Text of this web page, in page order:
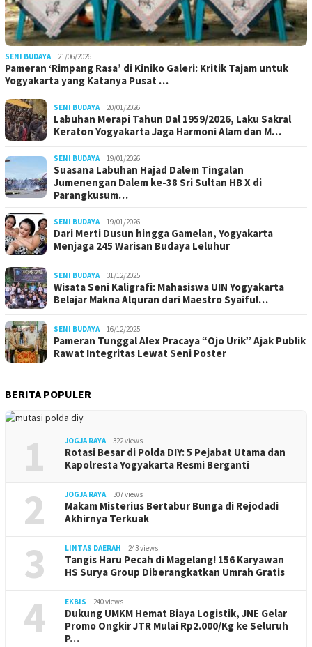
SENI BUDAYA 21/06/2026
Pameran ‘Rimpang Rasa’ di Kiniko Galeri: Kritik Tajam untuk
Yogyakarta yang Katanya Pusat …
SENI BUDAYA 20/01/2026
Labuhan Merapi Tahun Dal 1959/2026, Laku Sakral
Keraton Yogyakarta Jaga Harmoni Alam dan M…
SENI BUDAYA 19/01/2026
Suasana Labuhan Hajad Dalem Tingalan
Jumenengan Dalem ke-38 Sri Sultan HB X di
Parangkusum…
SENI BUDAYA 19/01/2026
Dari Merti Dusun hingga Gamelan, Yogyakarta
Menjaga 245 Warisan Budaya Leluhur
SENI BUDAYA 31/12/2025
Wisata Seni Kaligrafi: Mahasiswa UIN Yogyakarta
Belajar Makna Alquran dari Maestro Syaiful…
SENI BUDAYA 16/12/2025
Pameran Tunggal Alex Pracaya “Ojo Urik” Ajak Publik
Rawat Integritas Lewat Seni Poster
BERITA POPULER
1 JOGJA RAYA 322 views
Rotasi Besar di Polda DIY: 5 Pejabat Utama dan
Kapolresta Yogyakarta Resmi Berganti
2 JOGJA RAYA 307 views
Makam Misterius Bertabur Bunga di Rejodadi
Akhirnya Terkuak
3 LINTAS DAERAH 243 views
Tangis Haru Pecah di Magelang! 156 Karyawan
HS Surya Group Diberangkatkan Umrah Gratis
4 EKBIS 240 views
Dukung UMKM Hemat Biaya Logistik, JNE Gelar
Promo Ongkir JTR Mulai Rp2.000/Kg ke Seluruh
P…